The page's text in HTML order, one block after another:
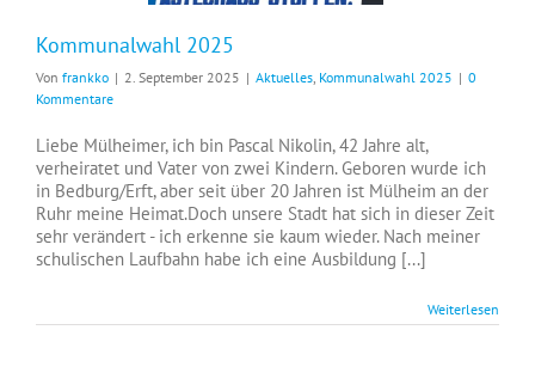
Kommunalwahl 2025
Von frankko | 2. September 2025 | Aktuelles, Kommunalwahl 2025 | 0
Kommentare
Liebe Mülheimer, ich bin Pascal Nikolin, 42 Jahre alt,
verheiratet und Vater von zwei Kindern. Geboren wurde ich
in Bedburg/Erft, aber seit über 20 Jahren ist Mülheim an der
Ruhr meine Heimat.Doch unsere Stadt hat sich in dieser Zeit
sehr verändert - ich erkenne sie kaum wieder. Nach meiner
schulischen Laufbahn habe ich eine Ausbildung [...]
Weiterlesen